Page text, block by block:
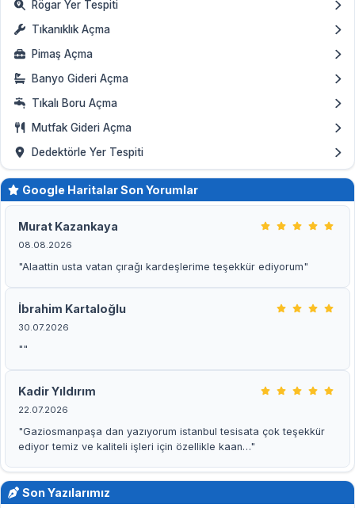
Rögar Yer Tespiti
Tıkanıklık Açma
Pimaş Açma
Banyo Gideri Açma
Tıkalı Boru Açma
Mutfak Gideri Açma
Dedektörle Yer Tespiti
Google Haritalar Son Yorumlar
Murat Kazankaya
08.08.2026
"Alaattin usta vatan çırağı kardeşlerime teşekkür ediyorum"
İbrahim Kartaloğlu
30.07.2026
""
Kadir Yıldırım
22.07.2026
"Gaziosmanpaşa dan yazıyorum istanbul tesisata çok teşekkür
ediyor temiz ve kaliteli işleri için özellikle kaan…"
Son Yazılarımız